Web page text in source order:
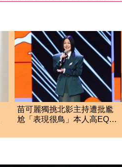
苗可麗獨挑北影主持遭批尷
尬「表現很鳥」本人高EQ回